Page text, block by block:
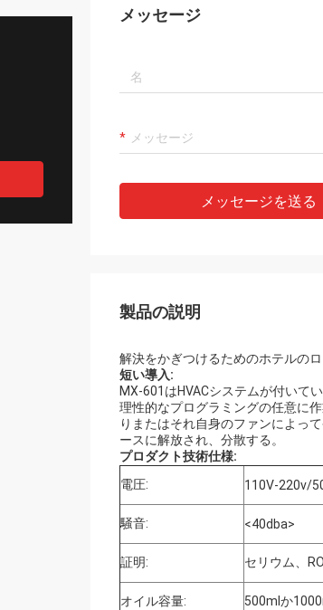
メッセージ
メッセージを送る
製品の説明
解決をかぎつけるためのホテルの
短い導入:
MX-601はHVACシステムが付いて
理性的なプログラミングの任意に
りまたはそれ自身のファンによっ
ースに解放され、分散する。
プロダクト技術仕様:
電圧:
110V-220v/
騒音: <40dba>
証明: セリウム、
オイル容量: 500mlか